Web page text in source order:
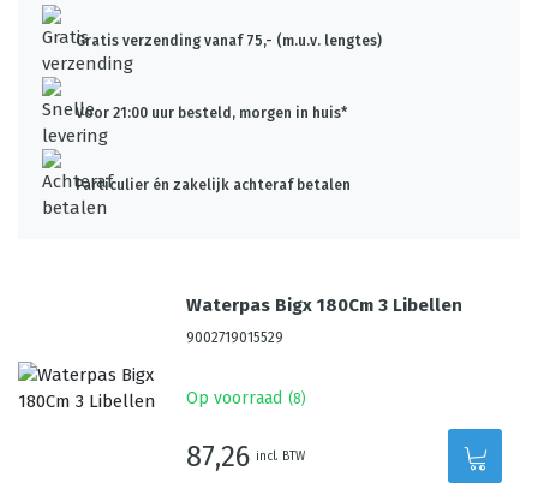
Gratis verzending vanaf 75,- (m.u.v. lengtes)
Voor 21:00 uur besteld, morgen in huis*
Particulier én zakelijk achteraf betalen
Waterpas Bigx 180Cm 3 Libellen
9002719015529
Op voorraad (8)
87,26 incl. BTW